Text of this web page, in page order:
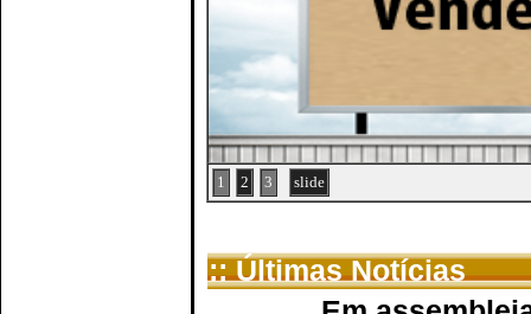
1 2 3 slide
:: Últimas Notícias